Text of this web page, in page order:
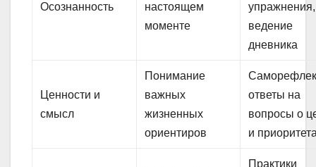
Осознанность
настоящем
моменте
упражнения,
ведение
дневника
Ценности и
смысл
Понимание
важных
жизненных
ориентиров
ответы на
вопросы о
и
Практики